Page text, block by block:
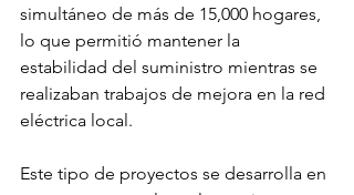
simultáneo de más de 15,000 hogares,
lo que permitió mantener la
estabilidad del suministro mientras se
realizaban trabajos de mejora en la red
eléctrica local.
Este tipo de proyectos se desarrolla en